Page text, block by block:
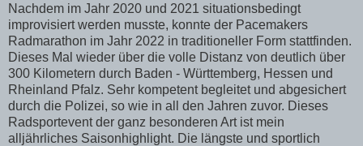
Nachdem im Jahr 2020 und 2021 situationsbedingt
improvisiert werden musste, konnte der Pacemakers
Radmarathon im Jahr 2022 in traditioneller Form stattfinden.
Dieses Mal wieder über die volle Distanz von deutlich über
300 Kilometern durch Baden - Württemberg, Hessen und
Rheinland Pfalz. Sehr kompetent begleitet und abgesichert
durch die Polizei, so wie in all den Jahren zuvor. Dieses
Radsportevent der ganz besonderen Art ist mein
alljährliches Saisonhighlight. Die längste und sportlich